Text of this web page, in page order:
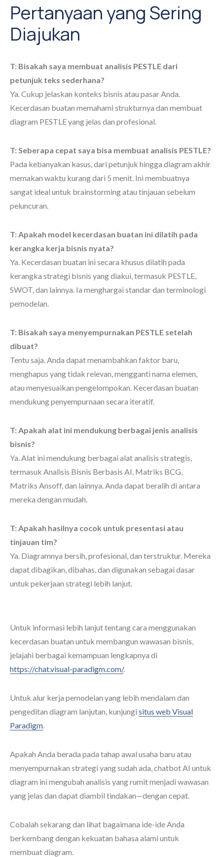
Pertanyaan yang Sering
Diajukan
T: Bisakah saya membuat analisis PESTLE dari
petunjuk teks sederhana?
Ya. Cukup jelaskan konteks bisnis atau pasar Anda.
Kecerdasan buatan memahami strukturnya dan membuat
diagram PESTLE yang jelas dan profesional.
T: Seberapa cepat saya bisa membuat analisis PESTLE?
Pada kebanyakan kasus, dari petunjuk hingga diagram akhir
memakan waktu kurang dari 5 menit. Ini membuatnya
sangat ideal untuk brainstorming atau tinjauan sebelum
peluncuran.
T: Apakah model kecerdasan buatan ini dilatih pada
kerangka kerja bisnis nyata?
Ya. Kecerdasan buatan ini secara khusus dilatih pada
kerangka strategi bisnis yang diakui, termasuk PESTLE,
SWOT, dan lainnya. Ia menghargai standar dan terminologi
pemodelan.
T: Bisakah saya menyempurnakan PESTLE setelah
dibuat?
Tentu saja. Anda dapat menambahkan faktor baru,
menghapus yang tidak relevan, mengganti nama elemen,
atau menyesuaikan pengelompokan. Kecerdasan buatan
mendukung penyempurnaan secara iteratif.
T: Apakah alat ini mendukung berbagai jenis analisis
bisnis?
Ya. Alat ini mendukung berbagai alat analisis strategis,
termasuk Analisis Bisnis Berbasis AI, Matriks BCG,
Matriks Ansoff, dan lainnya. Anda dapat beralih di antara
mereka dengan mudah.
T: Apakah hasilnya cocok untuk presentasi atau
tinjauan tim?
Ya. Diagramnya bersih, profesional, dan terstruktur. Mereka
dapat dibagikan, dibahas, dan digunakan sebagai dasar
untuk pekerjaan strategi lebih lanjut.
Untuk informasi lebih lanjut tentang cara menggunakan
kecerdasan buatan untuk membangun wawasan bisnis,
jelajahi berbagai kemampuan lengkapnya di
https://chat.visual-paradigm.com/.
Untuk alur kerja pemodelan yang lebih mendalam dan
pengeditan diagram lanjutan, kunjungi situs web Visual
Paradigm.
Apakah Anda berada pada tahap awal usaha baru atau
menyempurnakan strategi yang sudah ada, chatbot AI untuk
diagram ini mengubah analisis yang rumit menjadi wawasan
yang jelas dan dapat diambil tindakan—dengan cepat.
Cobalah sekarang dan lihat bagaimana ide-ide Anda
berkembang dengan kekuatan bahasa alami untuk
membuat diagram.